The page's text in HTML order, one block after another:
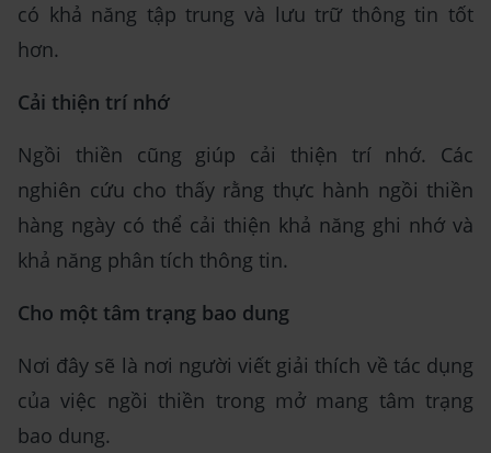
có khả năng tập trung và lưu trữ thông tin tốt
hơn.
Cải thiện trí nhớ
Ngồi thiền cũng giúp cải thiện trí nhớ. Các
nghiên cứu cho thấy rằng thực hành ngồi thiền
hàng ngày có thể cải thiện khả năng ghi nhớ và
khả năng phân tích thông tin.
Cho một tâm trạng bao dung
Nơi đây sẽ là nơi người viết giải thích về tác dụng
của việc ngồi thiền trong mở mang tâm trạng
bao dung.